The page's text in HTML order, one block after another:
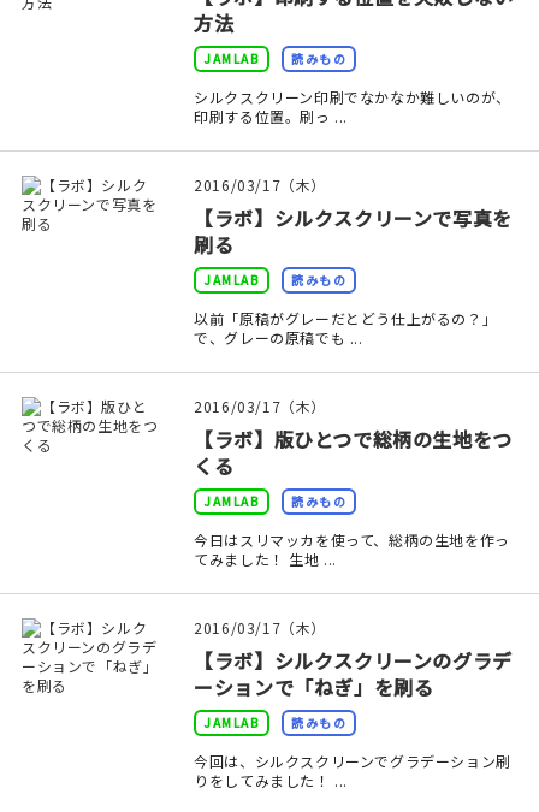
印刷見本
シルクスクリーン
本
文房具
JAMグッズ
台湾グッズ
方法
JAMLAB 読みもの
シルクスクリーン印刷でなかなか難しいのが、
印刷する位置。刷っ ...
2016/03/17（木）
【ラボ】シルクスクリーンで写真を
刷る
JAMLAB 読みもの
以前「原稿がグレーだとどう仕上がるの？」
で、グレーの原稿でも ...
2016/03/17（木）
【ラボ】版ひとつで総柄の生地をつ
くる
JAMLAB 読みもの
今日はスリマッカを使って、総柄の生地を作っ
てみました！ 生地 ...
2016/03/17（木）
【ラボ】シルクスクリーンのグラデ
ーションで「ねぎ」を刷る
JAMLAB 読みもの
今回は、シルクスクリーンでグラデーション刷
りをしてみました！ ...